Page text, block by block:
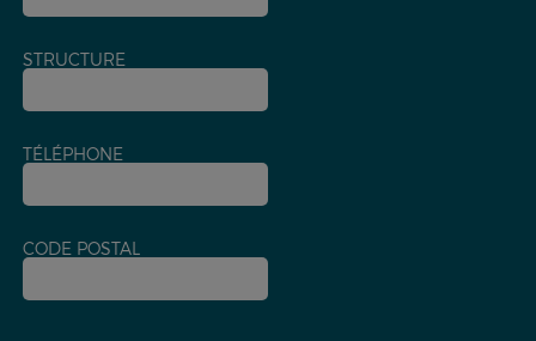
STRUCTURE
TÉLÉPHONE
CODE POSTAL